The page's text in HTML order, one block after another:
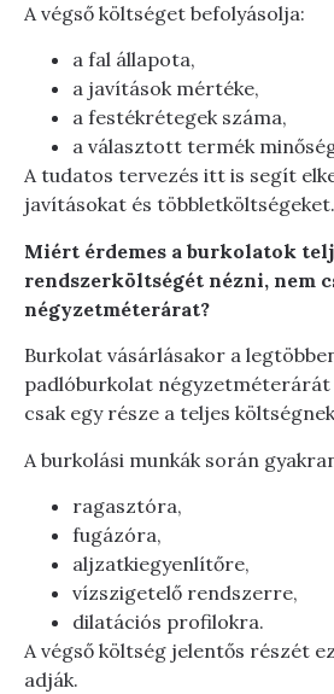
A végső költséget befolyásolja:
a fal állapota,
a javítások mértéke,
a festékrétegek száma,
a választott termék
A tudatos tervezés itt is segít
javításokat és többletköltségeket.
Miért érdemes a burkolatok
rendszerköltségét nézni, nem
négyzetméterárat?
Burkolat vásárlásakor a
padlóburkolat négyzetméterárát
csak egy része a teljes
A burkolási munkák során
ragasztóra,
fugázóra,
aljzatkiegyenlítőre,
vízszigetelő rendszerre,
dilatációs profilokra.
A végső költség jelentős részét
adják.